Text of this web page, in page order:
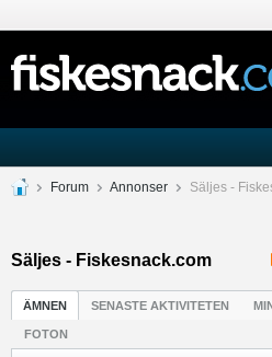
Forum Annonser Säljes -
Säljes - Fiskesnack.com
ÄMNEN SENASTE AKTIVITETEN
FOTON